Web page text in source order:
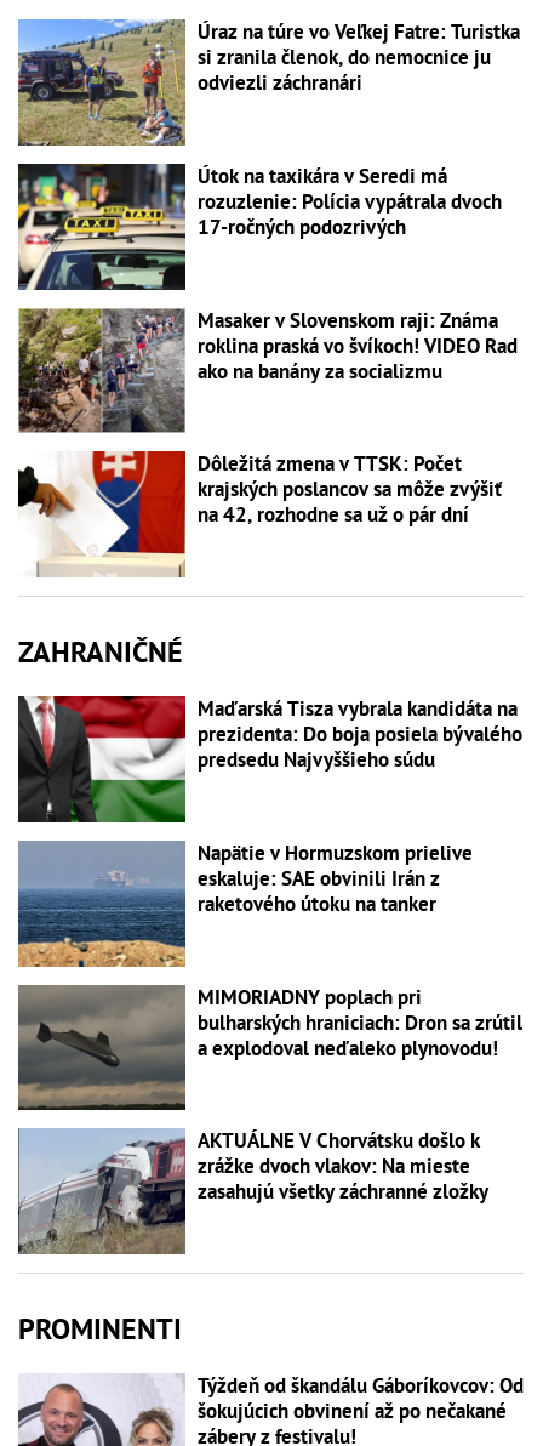
Úraz na túre vo Veľkej Fatre: Turistka
si zranila členok, do nemocnice ju
odviezli záchranári
Útok na taxikára v Seredi má
rozuzlenie: Polícia vypátrala dvoch
17-ročných podozrivých
Masaker v Slovenskom raji: Známa
roklina praská vo švíkoch! VIDEO Rad
ako na banány za socializmu
Dôležitá zmena v TTSK: Počet
krajských poslancov sa môže zvýšiť
na 42, rozhodne sa už o pár dní
ZAHRANIČNÉ
Maďarská Tisza vybrala kandidáta na
prezidenta: Do boja posiela bývalého
predsedu Najvyššieho súdu
Napätie v Hormuzskom prielive
eskaluje: SAE obvinili Irán z
raketového útoku na tanker
MIMORIADNY poplach pri
bulharských hraniciach: Dron sa zrútil
a explodoval neďaleko plynovodu!
AKTUÁLNE V Chorvátsku došlo k
zrážke dvoch vlakov: Na mieste
zasahujú všetky záchranné zložky
PROMINENTI
Týždeň od škandálu Gáboríkovcov: Od
šokujúcich obvinení až po nečakané
zábery z festivalu!